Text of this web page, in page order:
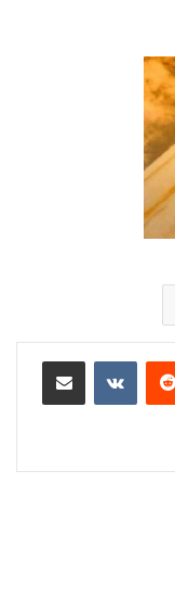
مشاركة عبر البريد